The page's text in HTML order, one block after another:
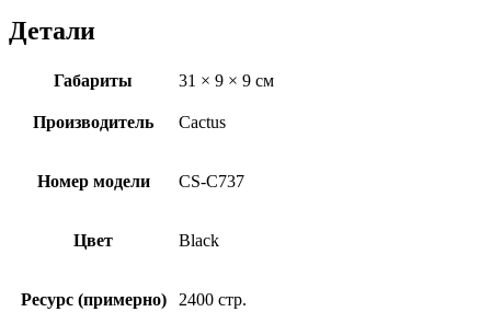
Детали
Габариты 31 × 9 × 9 см
Производитель Cactus
Номер модели CS-C737
Цвет Black
Ресурс (примерно) 2400 стр.